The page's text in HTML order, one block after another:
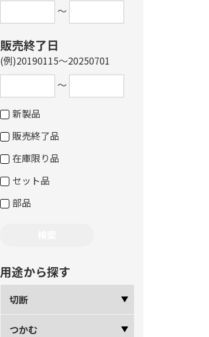
～
販売終了日
(例)20190115～20250701
～
新製品
販売終了品
在庫限り品
セット品
部品
用途から探す
切断
つかむ